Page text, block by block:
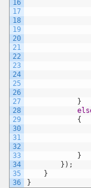
16
17
18
19
20
21
22
23
24
25
26
27
28
29
30
31
32
33
34
35
36
}
{
}
} ) ;
}
}